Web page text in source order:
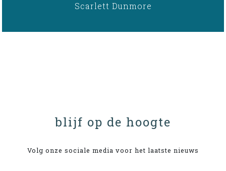
Scarlett Dunmore
blijf op de hoogte
Volg onze sociale media voor het laatste nieuws